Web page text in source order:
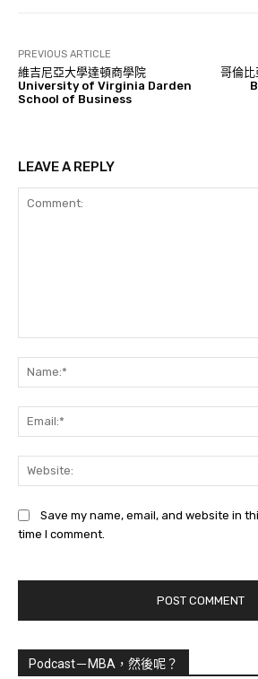
PREVIOUS ARTICLE
維吉尼亞大學達頓商學院
University of Virginia Darden
School of Business
哥倫
LEAVE A REPLY
Save my name, email, and website in
time I comment.
Podcast－MBA，然後呢？